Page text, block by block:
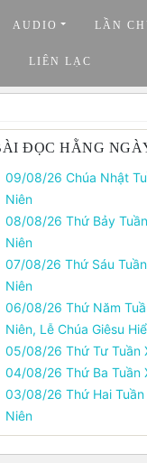
AUDIO LẦN
LIÊN LẠC
ĐỌC HẰNG
09/08/26 Chúa Nhật
Niên
08/08/26 Thứ Bảy
Niên
07/08/26 Thứ Sáu
Niên
06/08/26 Thứ Năm
Niên, Lễ Chúa Giêsu
05/08/26 Thứ Tư Tuần
04/08/26 Thứ Ba Tuần
03/08/26 Thứ Hai Tuần
Niên